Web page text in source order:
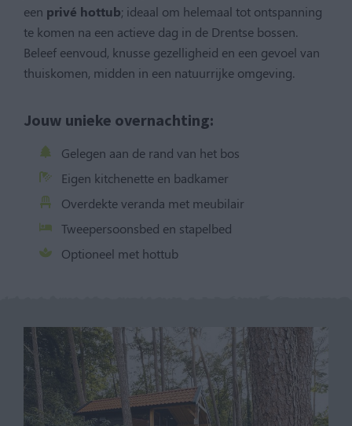
een privé hottub; ideaal om helemaal tot ontspanning
te komen na een actieve dag in de Drentse bossen.
Beleef eenvoud, knusse gezelligheid en een gevoel van
thuiskomen, midden in een natuurrijke omgeving.
Jouw unieke overnachting:
Gelegen aan de rand van het bos
Eigen kitchenette en badkamer
Overdekte veranda met meubilair
Tweepersoonsbed en stapelbed
Optioneel met hottub